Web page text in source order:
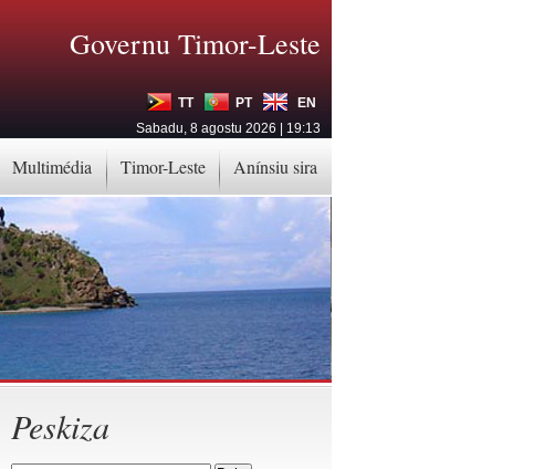
Multimédia Timor-Leste Anínsiu sira
Governu Timor-Leste
TT PT
EN
Sabadu, 8 agostu 2026 | 19:13
Peskiza